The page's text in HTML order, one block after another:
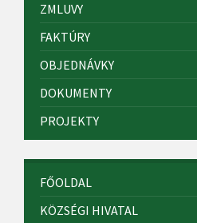
ZMLUVY
FAKTÚRY
OBJEDNÁVKY
DOKUMENTY
PROJEKTY
FŐOLDAL
KÖZSÉGI HIVATAL